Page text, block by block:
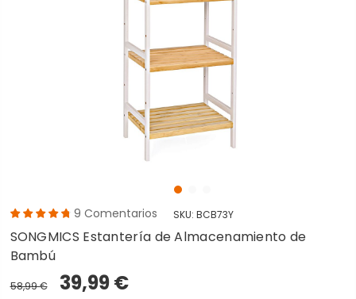
9 Comentarios SKU: BCB73Y
SONGMICS Estantería de Almacenamiento de
Bambú
58,99 € 39,99 €